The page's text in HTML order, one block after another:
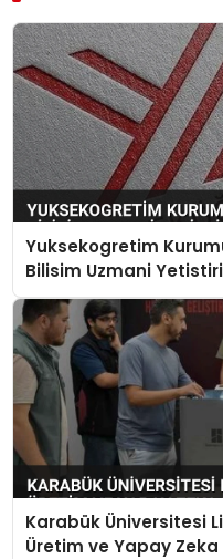
Yuksekogretim
Bilisim Uzmani
Karabük Üniversitesi
Üretim ve Yapay